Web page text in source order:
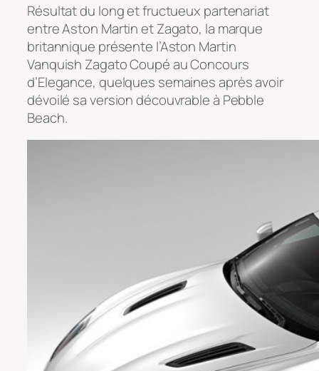
Résultat du long et fructueux partenariat
entre Aston Martin et Zagato, la marque
britannique présente l’Aston Martin
Vanquish Zagato Coupé au Concours
d’Elegance, quelques semaines après avoir
dévoilé sa version découvrable à Pebble
Beach.